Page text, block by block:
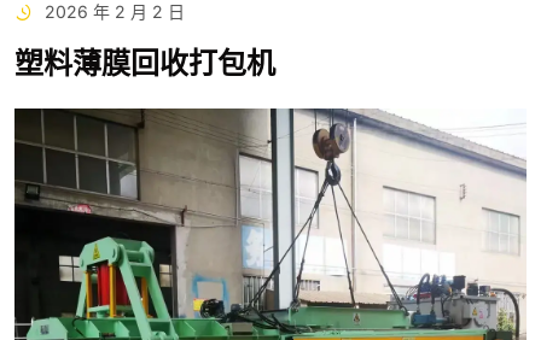
2026 年 2 月 2 日
塑料薄膜回收打包机